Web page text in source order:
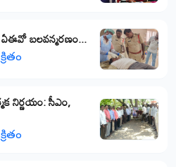
ఏఈవో బలవన్మరణం...
నిర్ణయం: సీఎం,